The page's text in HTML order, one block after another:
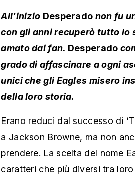
All’inizio Desperado non fu
con gli anni recuperò tutto
amato dai fan. Desperado
grado di affascinare a ogni
unici che gli Eagles misero
della loro storia.
Erano reduci dal successo di
a Jackson Browne, ma non
prendere. La scelta del nome
caratteri che più diversi tra